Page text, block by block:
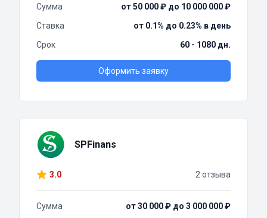
Сумма
от 50 000 ₽ до 10 000 000 ₽
Ставка
от 0.1% до 0.23% в день
Срок
60 - 1080 дн.
Оформить заявку
SPFinans
3.0 2 отзыва
Сумма
от 30 000 ₽ до 3 000 000 ₽